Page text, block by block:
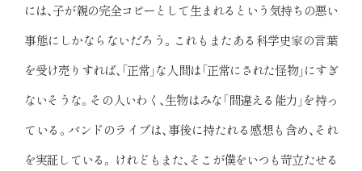
には、子が親の完全コピーとして生まれるという気持ちの悪い
事態にしかならないだろう。これもまたある科学史家の言葉
を受け売りすれば、「正常」な人間は「正常にされた怪物」にすぎ
ないそうな。その人いわく、生物はみな「間違える能力」を持っ
ている。バンドのライブは、事後に持たれる感想も含め、それ
を実証している。 けれどもまた、そこが僕をいつも苛立たせる